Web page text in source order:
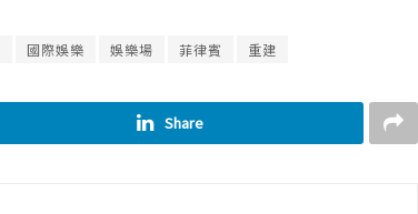
國際娛樂 娛樂場 菲律賓 重建
Share